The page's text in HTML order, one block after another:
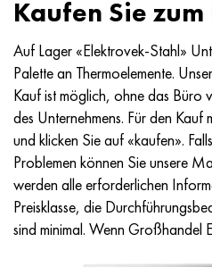
Kaufen Sie
Auf Lager «Elektrovek-Stahl»
Palette an Thermoelemente.
Kauf ist möglich, ohne das Büro
des Unternehmens. Für den Kauf
und klicken Sie auf «kaufen».
Problemen können Sie unsere
werden alle erforderlichen
Preisklasse, die
sind minimal. Wenn Großhandel